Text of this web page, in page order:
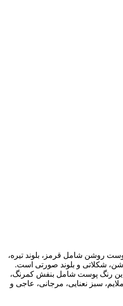
روشن شامل قرمز، بلوند تیره،
شکلاتی و بلوند صورتی است.
این رنگ پوست شامل بنفش کمرنگ،
سبز نعنایی، مرجانی، عاجی و